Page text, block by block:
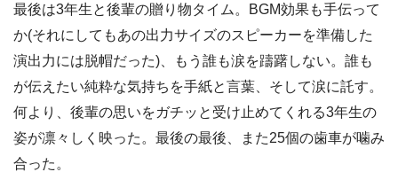
最後は3年生と後輩の贈り物タイム。BGM効果も手伝って
か(それにしてもあの出力サイズのスピーカーを準備した
演出力には脱帽だった)、もう誰も涙を躊躇しない。誰も
が伝えたい純粋な気持ちを手紙と言葉、そして涙に託す。
何より、後輩の思いをガチッと受け止めてくれる3年生の
姿が凛々しく映った。最後の最後、また25個の歯車が噛み
合った。